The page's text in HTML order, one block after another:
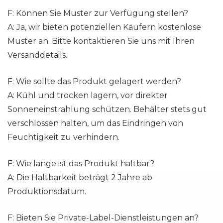
F: Können Sie Muster zur Verfügung stellen?
A: Ja, wir bieten potenziellen Käufern kostenlose
Muster an. Bitte kontaktieren Sie uns mit Ihren
Versanddetails.
F: Wie sollte das Produkt gelagert werden?
A: Kühl und trocken lagern, vor direkter
Sonneneinstrahlung schützen. Behälter stets gut
verschlossen halten, um das Eindringen von
Feuchtigkeit zu verhindern.
F: Wie lange ist das Produkt haltbar?
A: Die Haltbarkeit beträgt 2 Jahre ab
Produktionsdatum.
F: Bieten Sie Private-Label-Dienstleistungen an?